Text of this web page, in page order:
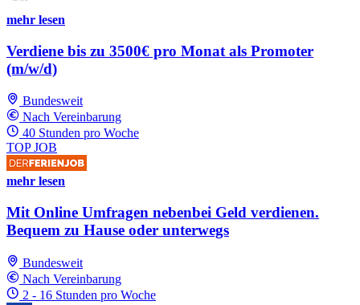
mehr lesen
Verdiene bis zu 3500€ pro Monat als Promoter
(m/w/d)
Bundesweit
Nach Vereinbarung
40 Stunden pro Woche
TOP JOB
mehr lesen
Mit Online Umfragen nebenbei Geld verdienen.
Bequem zu Hause oder unterwegs
Bundesweit
Nach Vereinbarung
2 - 16 Stunden pro Woche